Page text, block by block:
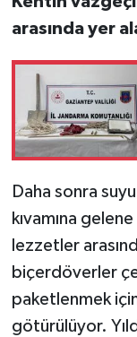
arasında yer
Daha sonra
kıvamına
lezzetler
biçerdöverler
paketlenmek
götürülüyor.